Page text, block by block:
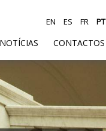
NOTÍCIAS CONTACTOS
EN ES FR PT